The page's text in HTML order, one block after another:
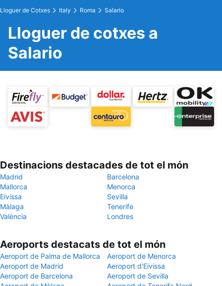
Lloguer de Cotxes Italy Roma Salario
Lloguer de cotxes a
Salario
Destinacions destacades de tot el món
Madrid
Barcelona
Mallorca
Menorca
Eivissa
Sevilla
Màlaga
Tenerife
València
Londres
Aeroports destacats de tot el món
Aeroport de Palma de Mallorca
Aeroport de Menorca
Aeroport de Madrid
Aeroport d'Eivissa
Aeroport de Barcelona
Aeroport de Sevilla